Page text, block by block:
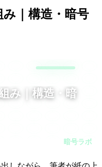
｜構造・暗号
み｜構造・暗
ています。その往復のあ
えてくると、この機械は
暗号ラボ